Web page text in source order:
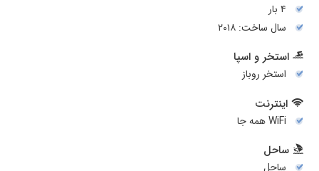
۴ بار
سال ساخت: ۲۰۱۸
استخر و اسپا
استخر روباز
اینترنت
WiFi همه جا
ساحل
ساحل